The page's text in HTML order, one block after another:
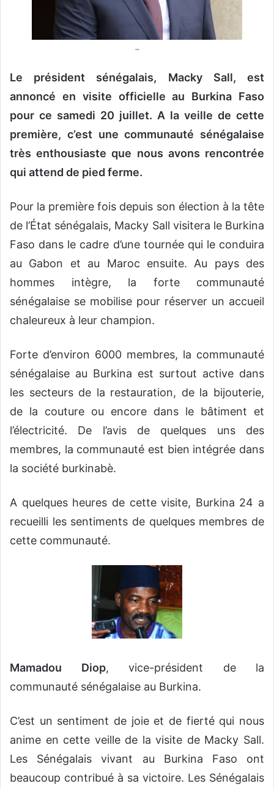
o
u
r
e
l
–
Le président sénégalais, Macky Sall, est
annoncé en visite officielle au Burkina Faso
pour ce samedi 20 juillet. A la veille de cette
première, c’est une communauté sénégalaise
très enthousiaste que nous avons rencontrée
qui attend de pied ferme.
Pour la première fois depuis son élection à la tête
de l’État sénégalais, Macky Sall visitera le Burkina
Faso dans le cadre d’une tournée qui le conduira
au Gabon et au Maroc ensuite. Au pays des
hommes intègre, la forte communauté
sénégalaise se mobilise pour réserver un accueil
chaleureux à leur champion.
Forte d’environ 6000 membres, la communauté
sénégalaise au Burkina est surtout active dans
les secteurs de la restauration, de la bijouterie,
de la couture ou encore dans le bâtiment et
l’électricité. De l’avis de quelques uns des
membres, la communauté est bien intégrée dans
la société burkinabè.
A quelques heures de cette visite, Burkina 24 a
recueilli les sentiments de quelques membres de
cette communauté.
Mamadou Diop, vice-président de la
communauté sénégalaise au Burkina.
C’est un sentiment de joie et de fierté qui nous
anime en cette veille de la visite de Macky Sall.
Les Sénégalais vivant au Burkina Faso ont
beaucoup contribué à sa victoire. Les Sénégalais